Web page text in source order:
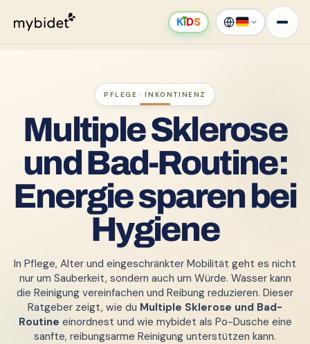
KıDS
PFLEGE · INKONTINENZ
Multiple Sklerose
und Bad-Routine:
Energie sparen bei
Hygiene
In Pflege, Alter und eingeschränkter Mobilität geht es nicht
nur um Sauberkeit, sondern auch um Würde. Wasser kann
die Reinigung vereinfachen und Reibung reduzieren. Dieser
Ratgeber zeigt, wie du Multiple Sklerose und Bad-
Routine einordnest und wie mybidet als Po-Dusche eine
sanfte, reibungsarme Reinigung unterstützen kann.